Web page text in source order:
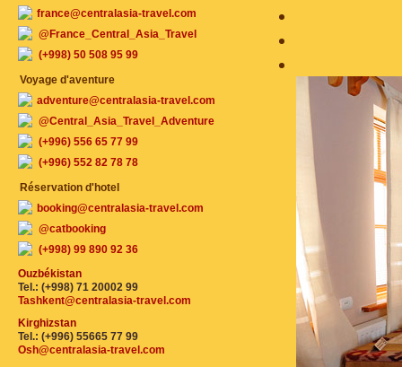
france@centralasia-travel.com
@France_Central_Asia_Travel
(+998) 50 508 95 99
Voyage d'aventure
adventure@centralasia-travel.com
@Central_Asia_Travel_Adventure
(+996) 556 65 77 99
(+996) 552 82 78 78
Réservation d'hotel
booking@centralasia-travel.com
@catbooking
(+998) 99 890 92 36
Ouzbékistan
Tel.: (+998) 71 20002 99
Tashkent@centralasia-travel.com
Kirghizstan
Tel.: (+996) 55665 77 99
Osh@centralasia-travel.com